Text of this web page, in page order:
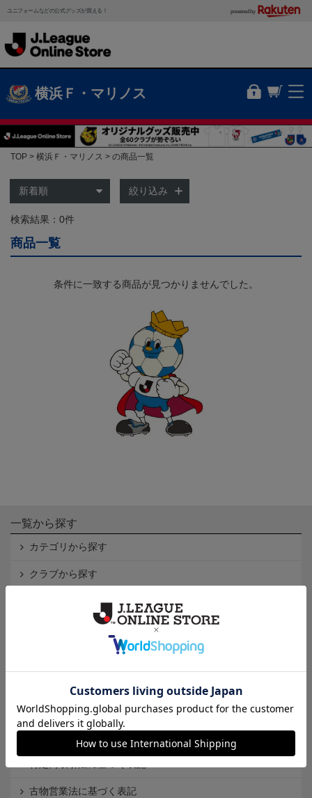
ユニフォームなどの公式グッズが買える！ powered by
横浜Ｆ・マリノス
TOP 横浜Ｆ・マリノス の商品一覧
絞り込み
検索結果：0件
商品一覧
条件に一致する商品が見つかりませんでした。
一覧から探す
カテゴリから探す
クラブから探す
Ｊ2
Ｊリーグオンラインストアとは
個人情報保護方針
古物営業法に基づく表記